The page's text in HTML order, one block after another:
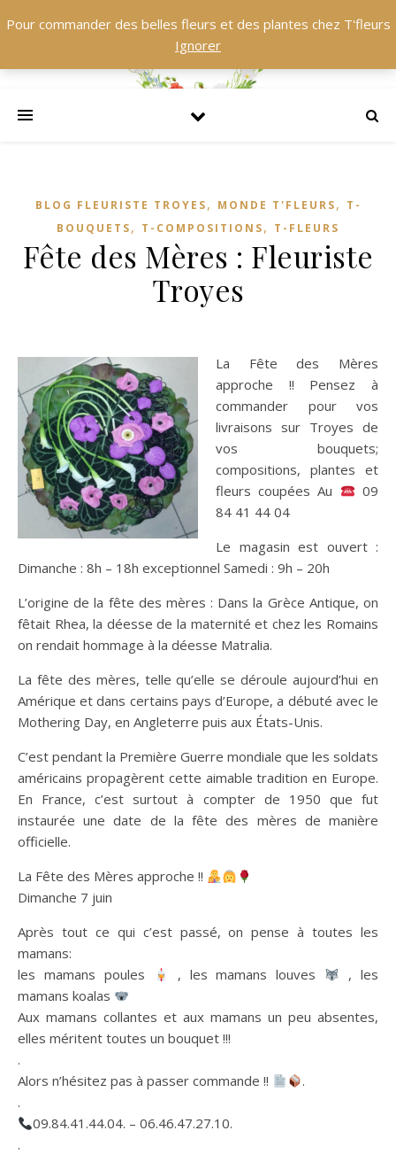
BLOG FLEURISTE TROYES, MONDE T'FLEURS, T-
BOUQUETS, T-COMPOSITIONS, T-FLEURS
Fête des Mères : Fleuriste
Troyes
La Fête des Mères
approche !! Pensez à
commander pour vos
livraisons sur Troyes de
vos bouquets;
compositions, plantes et
fleurs coupées Au
09
84 41 44 04
Le magasin est ouvert :
Dimanche : 8h – 18h exceptionnel Samedi : 9h – 20h
L’origine de la fête des mères : Dans la Grèce Antique, on
fêtait Rhea, la déesse de la maternité et chez les Romains
on rendait hommage à la déesse Matralia.
La fête des mères, telle qu’elle se déroule aujourd’hui en
Amérique et dans certains pays d’Europe, a débuté avec le
Mothering Day, en Angleterre puis aux États-Unis.
C’est pendant la Première Guerre mondiale que les soldats
américains propagèrent cette aimable tradition en Europe.
En France, c’est surtout à compter de 1950 que fut
instaurée une date de la fête des mères de manière
officielle.
La Fête des Mères approche !!
Dimanche 7 juin
Après tout ce qui c’est passé, on pense à toutes les
mamans:
les mamans poules
, les mamans louves
, les
mamans koalas
Aux mamans collantes et aux mamans un peu absentes,
elles méritent toutes un bouquet !!!
.
Alors n’hésitez pas à passer commande !!
.
.
09.84.41.44.04. – 06.46.47.27.10.
.
Pour commander des belles fleurs et des plantes chez T'fleurs
Ignorer